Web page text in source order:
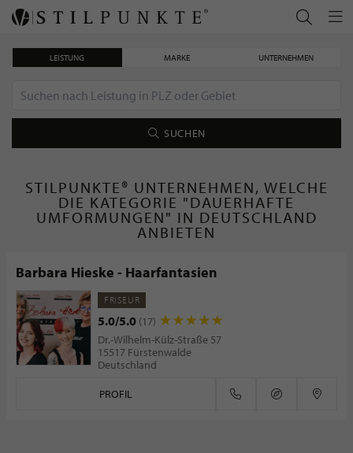
LEISTUNG MARKE UNTERNEHMEN
SUCHEN
STILPUNKTE® UNTERNEHMEN, WELCHE
DIE KATEGORIE "DAUERHAFTE
UMFORMUNGEN" IN DEUTSCHLAND
ANBIETEN
Barbara Hieske - Haarfantasien
FRISEUR
5.0/5.0 (17)
Dr.-Wilhelm-Külz-Straße 57
15517 Fürstenwalde
Deutschland
PROFIL